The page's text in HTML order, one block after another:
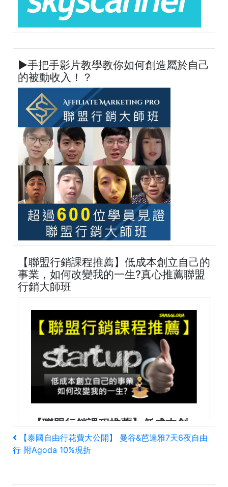
►手把手影片教學教你如何創造屬於自己
的被動收入！？
【聯盟行銷課程推薦】低成本創立自己的
事業，如何改變我的一生?真心推薦聯盟
行銷大師班
文
章
導
上
一
【泰國自由行花費大公開】 曼谷&芭達雅7天6夜自由
行 附Agoda 10%現折